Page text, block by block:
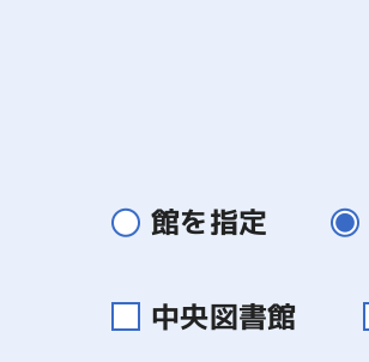
館を指定
中央図書館